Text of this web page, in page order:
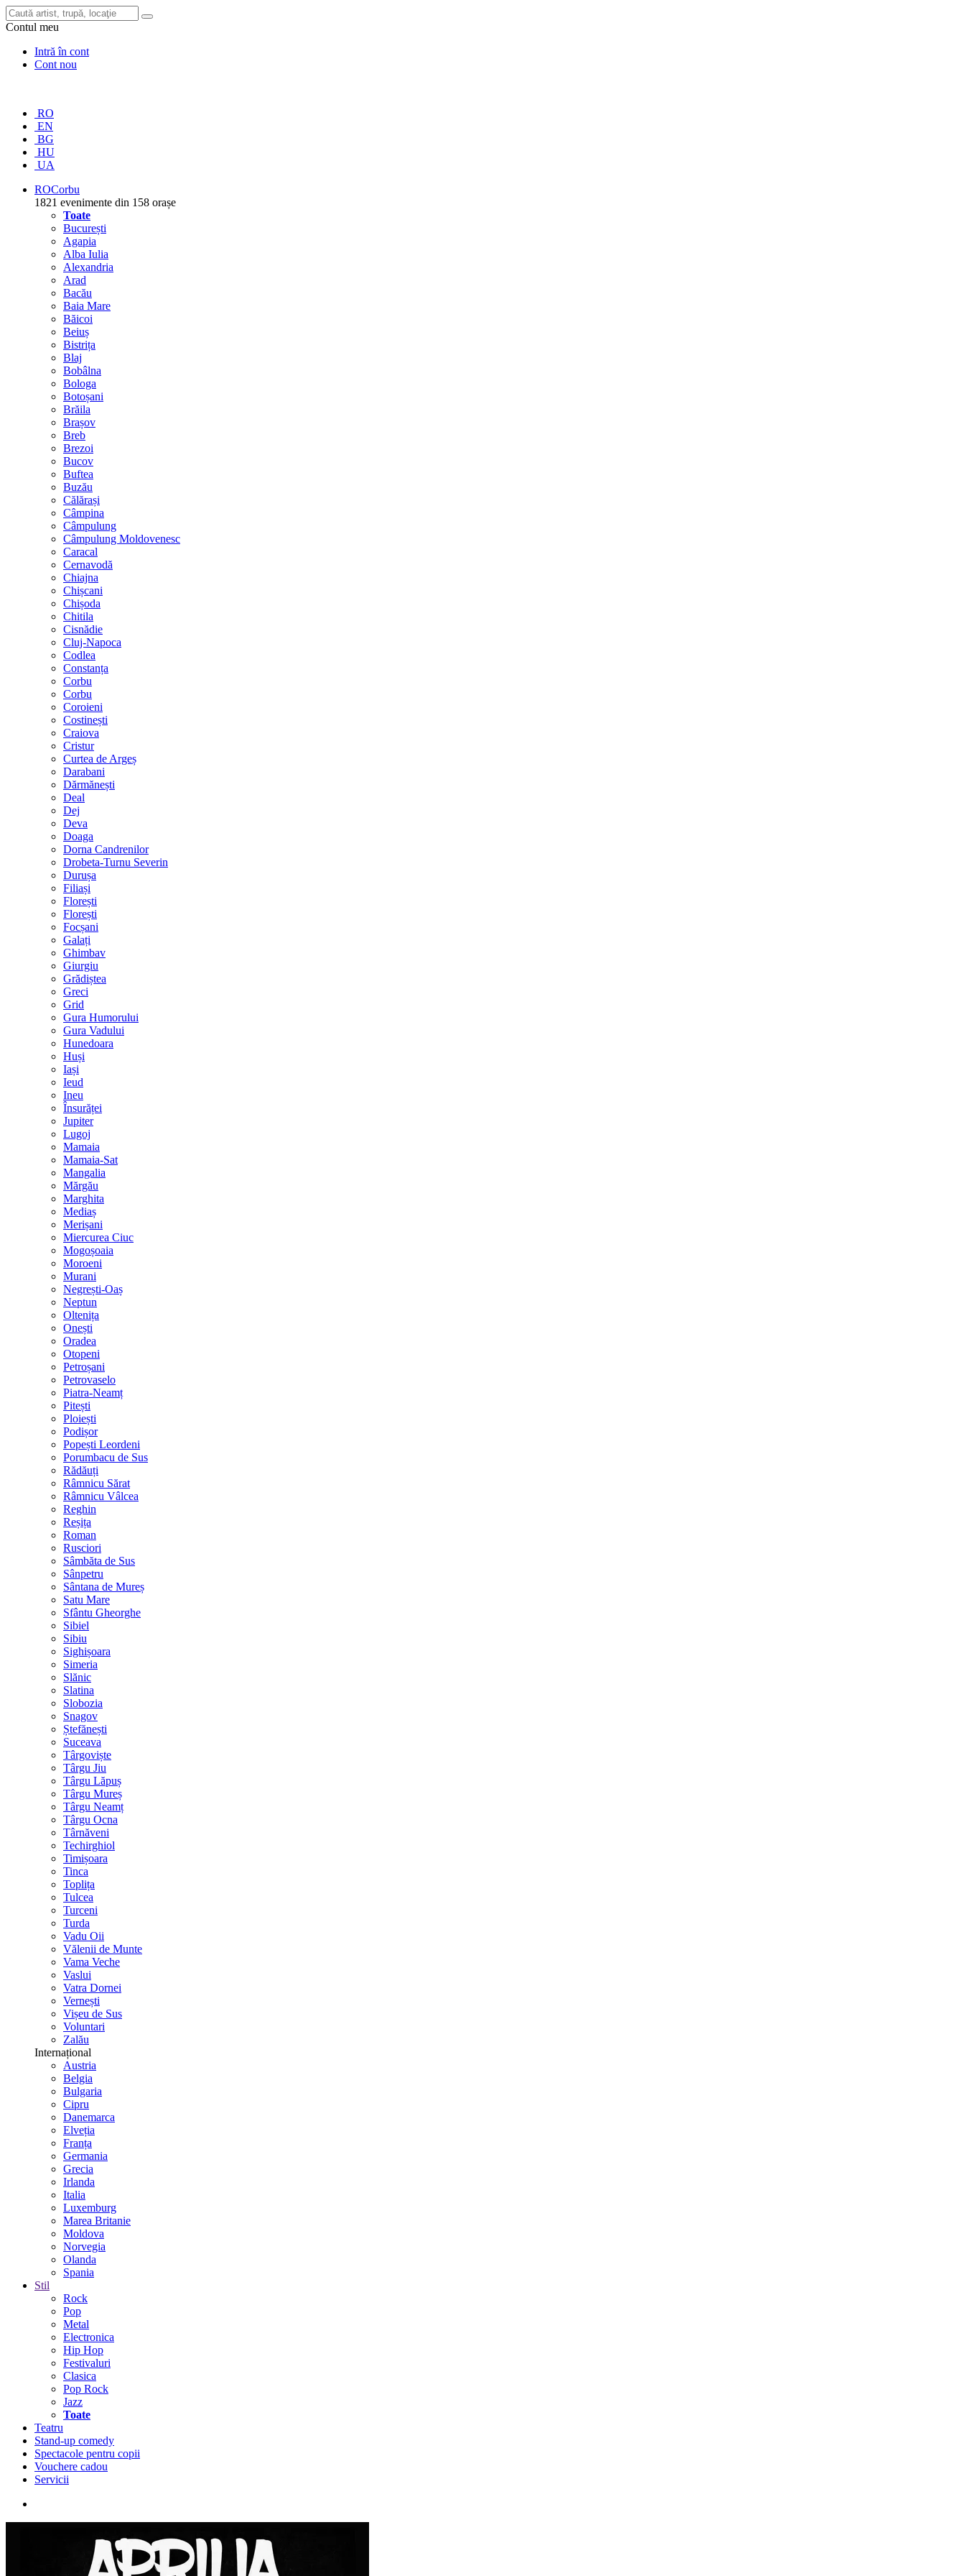
Contul meu
Intră în cont
Cont nou
RO
EN
BG
HU
UA
ROCorbu
1821 evenimente din 158 orașe
Toate
București
Agapia
Alba Iulia
Alexandria
Arad
Bacău
Baia Mare
Băicoi
Beiuș
Bistrița
Blaj
Bobâlna
Bologa
Botoșani
Brăila
Brașov
Breb
Brezoi
Bucov
Buftea
Buzău
Călărași
Câmpina
Câmpulung
Câmpulung Moldovenesc
Caracal
Cernavodă
Chiajna
Chișcani
Chișoda
Chitila
Cisnădie
Cluj-Napoca
Codlea
Constanța
Corbu
Corbu
Coroieni
Costinești
Craiova
Cristur
Curtea de Argeș
Darabani
Dărmănești
Deal
Dej
Deva
Doaga
Dorna Candrenilor
Drobeta-Turnu Severin
Durușa
Filiași
Florești
Florești
Focșani
Galați
Ghimbav
Giurgiu
Grădiștea
Greci
Grid
Gura Humorului
Gura Vadului
Hunedoara
Huși
Iași
Ieud
Ineu
Însurăței
Jupiter
Lugoj
Mamaia
Mamaia-Sat
Mangalia
Mărgău
Marghita
Mediaș
Merișani
Miercurea Ciuc
Mogoșoaia
Moroeni
Murani
Negrești-Oaș
Neptun
Oltenița
Onești
Oradea
Otopeni
Petroșani
Petrovaselo
Piatra-Neamț
Pitești
Ploiești
Podișor
Popești Leordeni
Porumbacu de Sus
Rădăuți
Râmnicu Sărat
Râmnicu Vâlcea
Reghin
Reșița
Roman
Rusciori
Sâmbăta de Sus
Sânpetru
Sântana de Mureș
Satu Mare
Sfântu Gheorghe
Sibiel
Sibiu
Sighișoara
Simeria
Slănic
Slatina
Slobozia
Snagov
Ștefănești
Suceava
Târgoviște
Târgu Jiu
Târgu Lăpuș
Târgu Mureș
Târgu Neamț
Târgu Ocna
Târnăveni
Techirghiol
Timișoara
Tinca
Toplița
Tulcea
Turceni
Turda
Vadu Oii
Vălenii de Munte
Vama Veche
Vaslui
Vatra Dornei
Vernești
Vișeu de Sus
Voluntari
Zalău
Internațional
Austria
Belgia
Bulgaria
Cipru
Danemarca
Elveția
Franța
Germania
Grecia
Irlanda
Italia
Luxemburg
Marea Britanie
Moldova
Norvegia
Olanda
Spania
Stil
Rock
Pop
Metal
Electronica
Hip Hop
Festivaluri
Clasica
Pop Rock
Jazz
Toate
Teatru
Stand-up comedy
Spectacole pentru copii
Vouchere cadou
Servicii